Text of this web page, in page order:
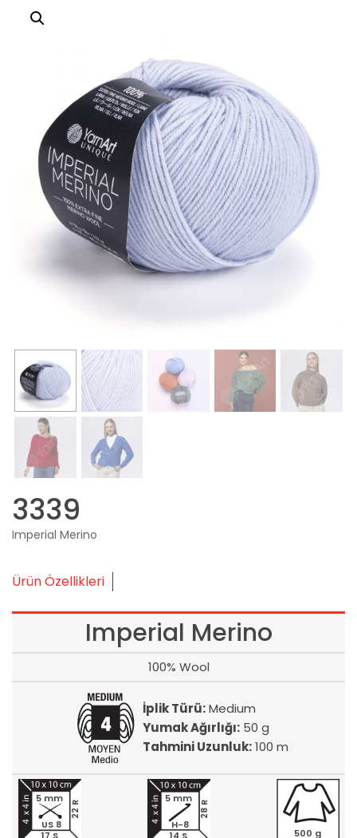
3339
Imperial Merino
Ürün Özellikleri
Imperial Merino
100% Wool
İplik Türü:Medium
Yumak Ağırlığı:50 g
Tahmini Uzunluk:100 m
22 R
5 mm
US 8
28 R
5 mm
H-8
500 g